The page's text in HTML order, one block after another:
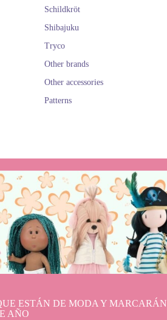
Schildkröt
Shibajuku
Tryco
Other brands
Other accessories
Patterns
ESTÁN DE MODA Y MARCARÁN
AÑO